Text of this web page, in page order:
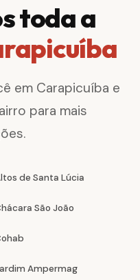
toda a
em Carapicuíba e
para mais
de Santa Lúcia
São João
Ampermag